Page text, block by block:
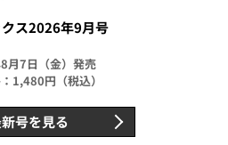
ス2026年9月号
月7日（金）発売
1,480円（税込）
号を見る